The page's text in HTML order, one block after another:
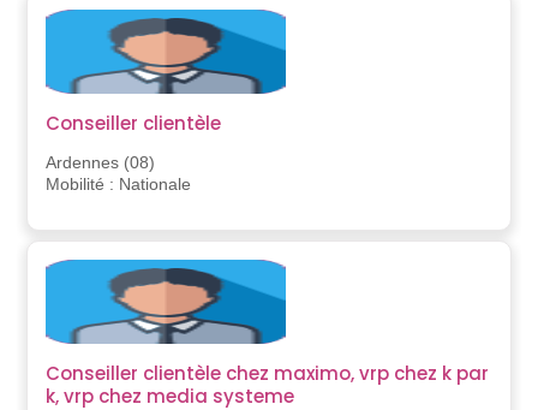
Conseiller clientèle
Ardennes (08)
Mobilité : Nationale
Conseiller clientèle chez maximo, vrp chez k par
k, vrp chez media systeme